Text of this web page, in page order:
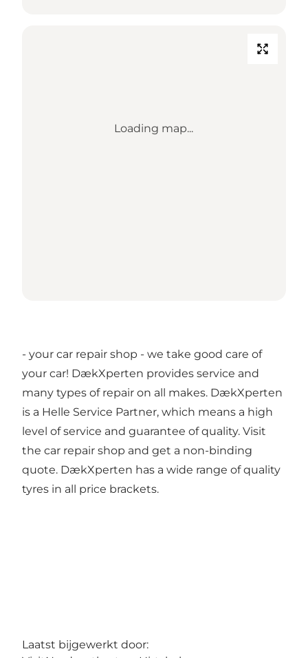
Loading map...
- your car repair shop - we take good care of
your car! DækXperten provides service and
many types of repair on all makes. DækXperten
is a Helle Service Partner, which means a high
level of service and guarantee of quality. Visit
the car repair shop and get a non-binding
quote. DækXperten has a wide range of quality
tyres in all price brackets.
Laatst bijgewerkt door: